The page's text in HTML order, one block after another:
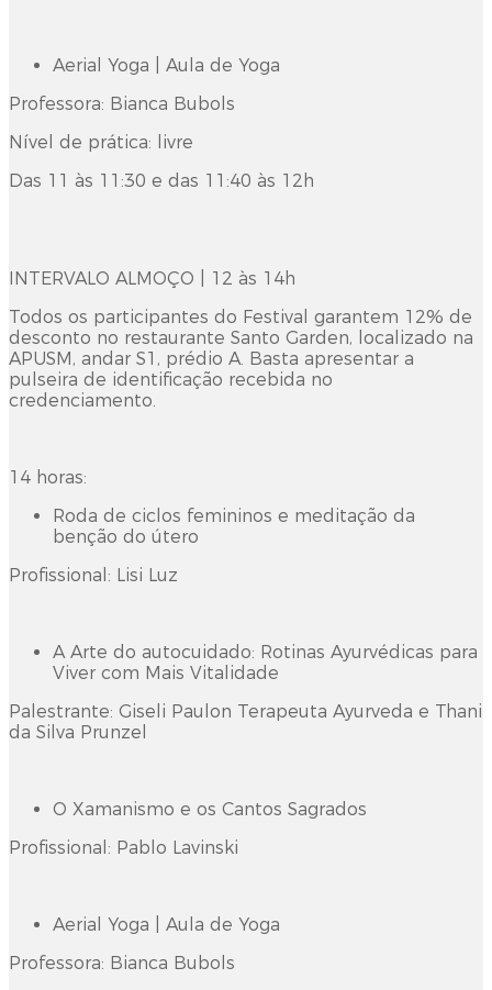
Aerial Yoga | Aula de Yoga
Professora: Bianca Bubols
Nível de prática: livre
Das 11 às 11:30 e das 11:40 às 12h
INTERVALO ALMOÇO | 12 às 14h
Todos os participantes do Festival garantem 12% de
desconto no restaurante Santo Garden, localizado na
APUSM, andar S1, prédio A. Basta apresentar a
pulseira de identificação recebida no
credenciamento.
14 horas:
Roda de ciclos femininos e meditação da
benção do útero
Profissional: Lisi Luz
A Arte do autocuidado: Rotinas Ayurvédicas para
Viver com Mais Vitalidade
Palestrante: Giseli Paulon Terapeuta Ayurveda e Thani
da Silva Prunzel
O Xamanismo e os Cantos Sagrados
Profissional: Pablo Lavinski
Aerial Yoga | Aula de Yoga
Professora: Bianca Bubols